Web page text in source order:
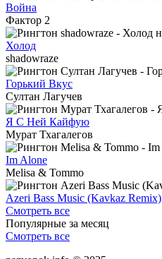
Война
Фактор 2
Холод
shadowraze
Горький Вкус
Султан Лагучев
Я С Ней Кайфую
Мурат Тхагалегов
Im Alone
Melisa & Tommo
Azeri Bass Music (Kavkaz Remix)
Смотреть все
Популярные за месяц
Смотреть все